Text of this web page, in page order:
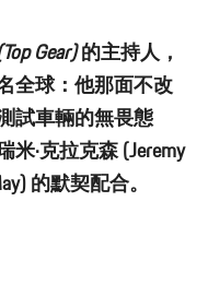
Gear)的主持人，
全球：他那面不改
試車輛的無畏態
·克拉克森 (Jeremy
的默契配合。